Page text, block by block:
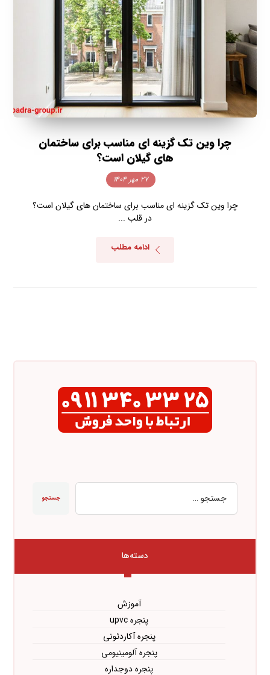
چرا وین تک گزینه ای مناسب برای ساختمان
های گیلان است؟
۲۷ مهر ۱۴۰۴
چرا وین تک گزینه ای مناسب برای ساختمان های گیلان است؟
در قلب ...
ادامه مطلب
جستجو
دسته‌ها
آموزش
پنجره upvc
پنجره آکاردئونی
پنجره آلومینیومی
پنجره دوجداره